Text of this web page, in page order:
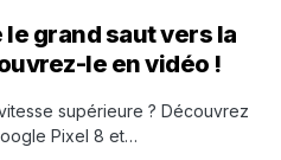
grand saut vers la
le en vidéo !
supérieure ? Découvrez
Pixel 8 et…